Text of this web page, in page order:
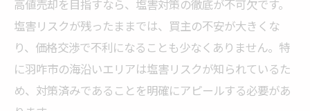
高値売却を目指すなら、塩害対策の徹底が不可欠です。
塩害リスクが残ったままでは、買主の不安が大きくな
り、価格交渉で不利になることも少なくありません。特
に羽咋市の海沿いエリアは塩害リスクが知られているた
め、対策済みであることを明確にアピールする必要があ